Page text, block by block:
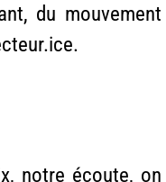
du mouvement
notre écoute, on